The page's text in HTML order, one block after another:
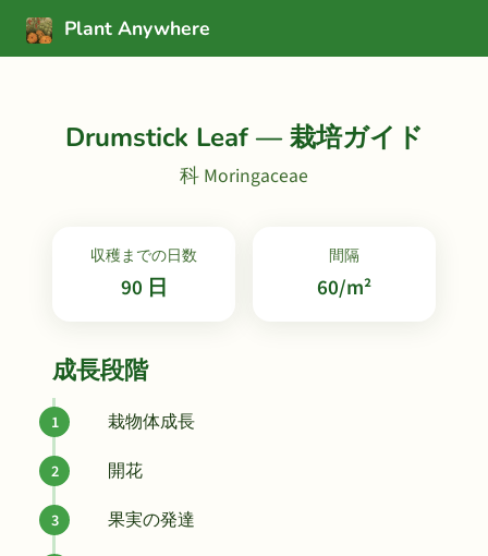
Plant Anywhere
Drumstick Leaf — 栽培ガイド
科 Moringaceae
収穫までの日数
90 日
間隔
60/m²
成長段階
栽物体成長
開花
果実の発達